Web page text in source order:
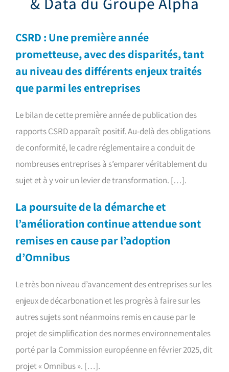
CSRD : Une première année
prometteuse, avec des disparités, tant
au niveau des différents enjeux traités
que parmi les entreprises
Le bilan de cette première année de publication des
rapports CSRD apparaît positif. Au-delà des obligations
de conformité, le cadre réglementaire a conduit de
nombreuses entreprises à s’emparer véritablement du
sujet et à y voir un levier de transformation. […].
La poursuite de la démarche et
l’amélioration continue attendue sont
remises en cause par l’adoption
d’Omnibus
Le très bon niveau d’avancement des entreprises sur les
enjeux de décarbonation et les progrès à faire sur les
autres sujets sont néanmoins remis en cause par le
projet de simplification des normes environnementales
porté par la Commission européenne en février 2025, dit
projet « Omnibus ». […].